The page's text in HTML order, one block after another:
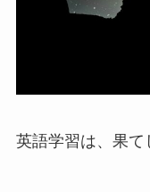
英語学習は、果て